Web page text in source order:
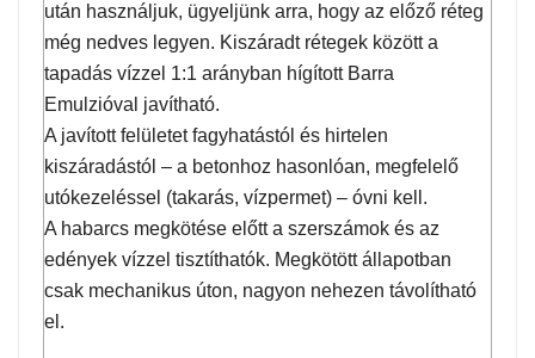
után használjuk, ügyeljünk arra, hogy az előző réteg
még nedves legyen. Kiszáradt rétegek között a
tapadás vízzel 1:1 arányban hígított Barra
Emulzióval javítható.
A javított felületet fagyhatástól és hirtelen
kiszáradástól – a betonhoz hasonlóan, megfelelő
utókezeléssel (takarás, vízpermet) – óvni kell.
A habarcs megkötése előtt a szerszámok és az
edények vízzel tisztíthatók. Megkötött állapotban
csak mechanikus úton, nagyon nehezen távolítható
el.